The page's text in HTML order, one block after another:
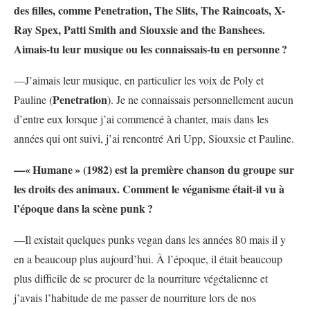
des filles, comme Penetration, The Slits, The Raincoats, X-
Ray Spex, Patti Smith and Siouxsie and the Banshees.
Aimais-tu leur musique ou les connaissais-tu en personne?
—J’aimais leur musique, en particulier les voix de Poly et
Pauline (Penetration). Je ne connaissais personnellement aucun
d’entre eux lorsque j’ai commencé à chanter, mais dans les
années qui ont suivi, j’ai rencontré Ari Upp, Siouxsie et Pauline.
—«Humane» (1982) est la première chanson du groupe sur
les droits des animaux. Comment le véganisme était-il vu à
l’époque dans la scène punk?
—Il existait quelques punks vegan dans les années 80 mais il y
en a beaucoup plus aujourd’hui. À l’époque, il était beaucoup
plus difficile de se procurer de la nourriture végétalienne et
j’avais l’habitude de me passer de nourriture lors de nos